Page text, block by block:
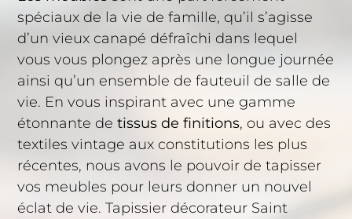
spéciaux de la vie de famille, qu’il s’agisse
d’un vieux canapé défraîchi dans lequel
vous vous plongez après une longue journée
ainsi qu’un ensemble de fauteuil de salle de
vie. En vous inspirant avec une gamme
étonnante detissus de finitions, ou avec des
textiles vintage aux constitutions les plus
récentes, nous avons le pouvoir de tapisser
vos meubles pour leurs donner un nouvel
éclat de vie. Tapissier décorateur Saint